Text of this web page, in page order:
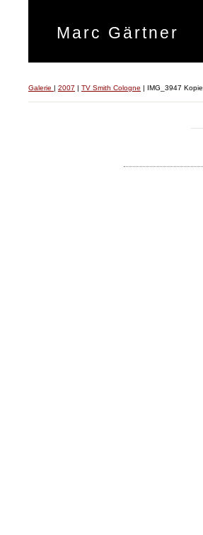
Marc Gärtner
Galerie | 2007 | TV Smith Cologne | IMG_3947 Kopie